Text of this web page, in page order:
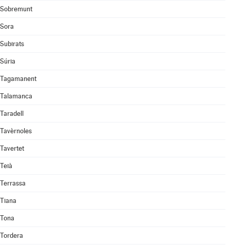
Sobremunt
Sora
Subirats
Súria
Tagamanent
Talamanca
Taradell
Tavèrnoles
Tavertet
Teià
Terrassa
Tiana
Tona
Tordera